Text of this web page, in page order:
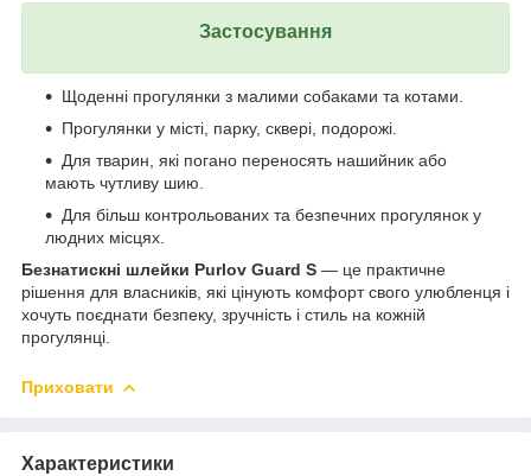
Застосування
Щоденні прогулянки з малими собаками та котами.
Прогулянки у місті, парку, сквері, подорожі.
Для тварин, які погано переносять нашийник або
мають чутливу шию.
Для більш контрольованих та безпечних прогулянок у
людних місцях.
Безнатискні шлейки Purlov Guard S — це практичне
рішення для власників, які цінують комфорт свого улюбленця і
хочуть поєднати безпеку, зручність і стиль на кожній
прогулянці.
Приховати
Характеристики